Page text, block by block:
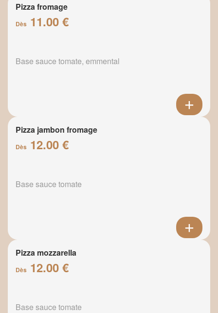
Pizza fromage
Dès 11.00 €
Base sauce tomate, emmental
Pizza jambon fromage
Dès 12.00 €
Base sauce tomate
Pizza mozzarella
Dès 12.00 €
Base sauce tomate